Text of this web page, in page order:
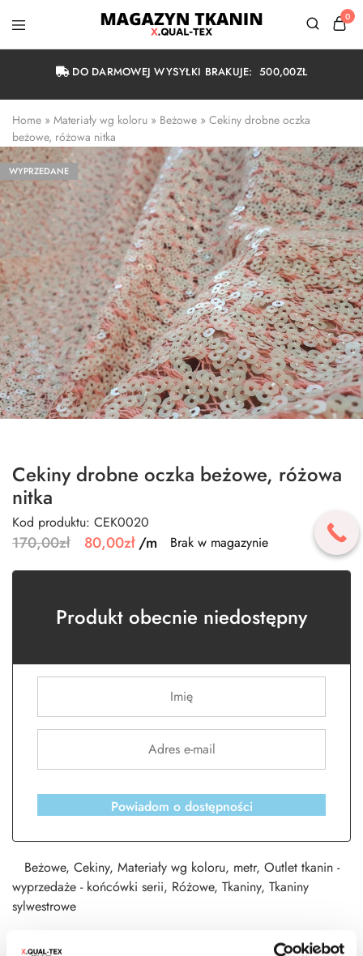
Magazyn
Warszawa
0
DO DARMOWEJ WYSYŁKI BRAKUJE:500,00ZŁ
Home » Materiały wg koloru » Beżowe » Cekiny drobne oczka
beżowe, różowa nitka
WYPRZEDANE
Cekiny drobne oczka beżowe, różowa
nitka
Kod produktu: CEK0020
170,00zł 80,00zł/m Brak w magazynie
Produkt obecnie niedostępny
Powiadom o dostępności
Beżowe, Cekiny, Materiały wg koloru, metr, Outlet tkanin -
wyprzedaże - końcówki serii, Różowe, Tkaniny, Tkaniny
sylwestrowe